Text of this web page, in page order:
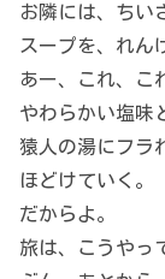
お隣には、ちい
スープを、れん
あー、これ、こ
やわらかい塩味
猿人の湯にフラ
ほどけていく。
だからよ。
旅は、こうやっ